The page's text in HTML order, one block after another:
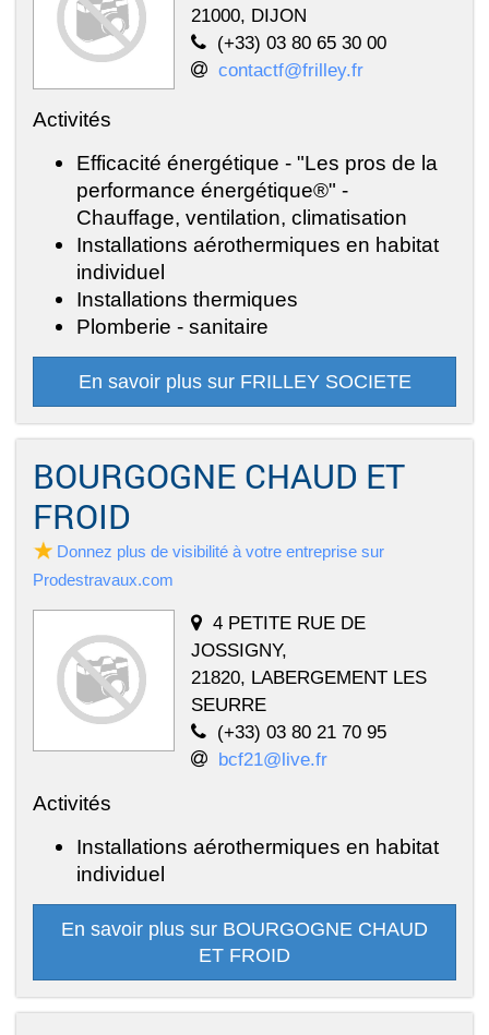
21000, DIJON
(+33) 03 80 65 30 00
contactf@frilley.fr
Activités
Efficacité énergétique - "Les pros de la
performance énergétique®" -
Chauffage, ventilation, climatisation
Installations aérothermiques en habitat
individuel
Installations thermiques
Plomberie - sanitaire
En savoir plus sur FRILLEY SOCIETE
BOURGOGNE CHAUD ET
FROID
Donnez plus de visibilité à votre entreprise sur
Prodestravaux.com
4 PETITE RUE DE
JOSSIGNY,
21820, LABERGEMENT LES
SEURRE
(+33) 03 80 21 70 95
bcf21@live.fr
Activités
Installations aérothermiques en habitat
individuel
En savoir plus sur BOURGOGNE CHAUD
ET FROID